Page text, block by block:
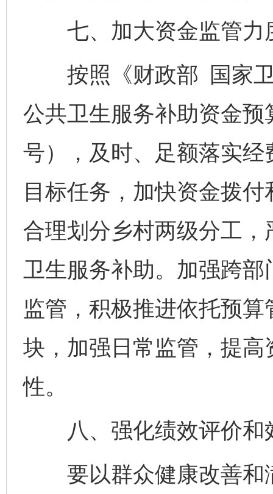
七、加大资金监管力
按照《财政部 国家卫
公共卫生服务补助资金
号），及时、足额落实
目标任务，加快资金拨
合理划分乡村两级分工
卫生服务补助。加强跨
监管，积极推进依托预
块，加强日常监管，提
性。
八、强化绩效评价和
要以群众健康改善和